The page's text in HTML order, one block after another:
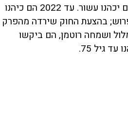
לפי החוק היום, רבני ערים יכהנו עשור. עד 2022 הם כיהנו
לפרוש; בהצעת החוק שירדה מהפרק
ושמחה רוטמן, הם ביקשו
גיל 75.